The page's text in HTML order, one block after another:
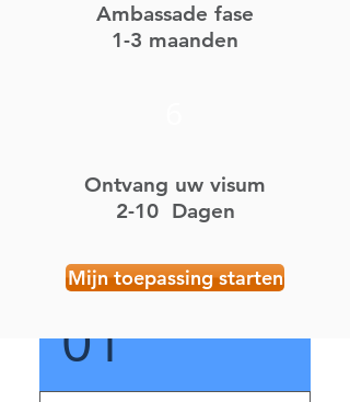
01
Ambassade fase
1-3 maanden
Ontvang uw visum
2-10 Dagen
Mijn toepassing starten